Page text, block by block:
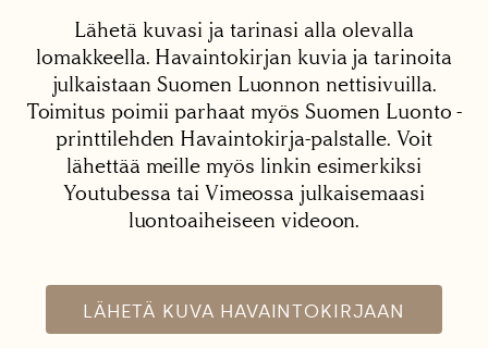
Lähetä kuvasi ja tarinasi alla olevalla
lomakkeella. Havaintokirjan kuvia ja tarinoita
julkaistaan Suomen Luonnon nettisivuilla.
Toimitus poimii parhaat myös Suomen Luonto -
printtilehden Havaintokirja-palstalle. Voit
lähettää meille myös linkin esimerkiksi
Youtubessa tai Vimeossa julkaisemaasi
luontoaiheiseen videoon.
LÄHETÄ KUVA HAVAINTOKIRJAAN